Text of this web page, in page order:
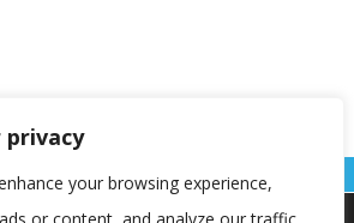
privacy
your browsing experience,